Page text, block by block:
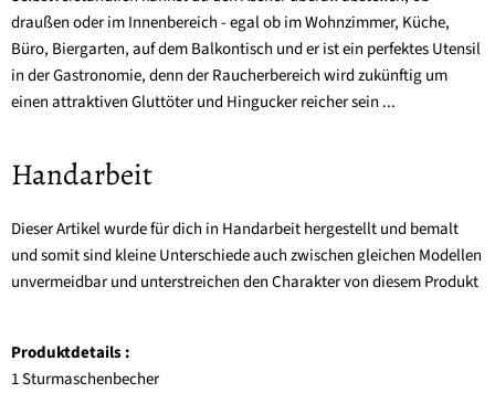
draußen oder im Innenbereich - egal ob im Wohnzimmer, Küche,
Büro, Biergarten, auf dem Balkontisch und er ist ein perfektes Utensil
in der Gastronomie, denn der Raucherbereich wird zukünftig um
einen attraktiven Gluttöter und Hingucker reicher sein ...
Handarbeit
Dieser Artikel wurde für dich in Handarbeit hergestellt und bemalt
und somit sind kleine Unterschiede auch zwischen gleichen Modellen
unvermeidbar und unterstreichen den Charakter von diesem Produkt
Produktdetails :
1 Sturmaschenbecher